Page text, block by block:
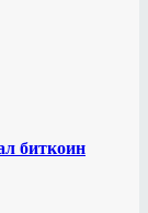
биткоин